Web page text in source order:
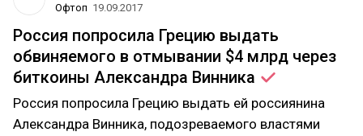
Офтоп 19.09.2017
Россия попросила Грецию выдать
обвиняемого в отмывании $4 млрд через
биткоины Александра Винника
Россия попросила Грецию выдать ей россиянина
Александра Винника, подозреваемого властями